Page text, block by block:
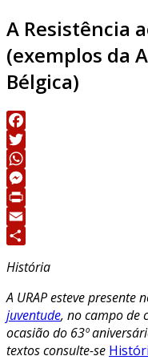
A Resistência
(exemplos da
Bélgica)
Facebook
Twitter
WhatsApp
Messenger
Print
Email
História
A URAP esteve presente
juventude, no campo de
ocasião do 63º
textosconsulte-se